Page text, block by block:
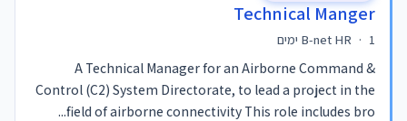
Technical Manger
B-net HR · 1 ימים
A Technical Manager for an Airborne Command &
Control (C2) System Directorate, to lead a project in the
field of airborne connectivity This role includes bro...